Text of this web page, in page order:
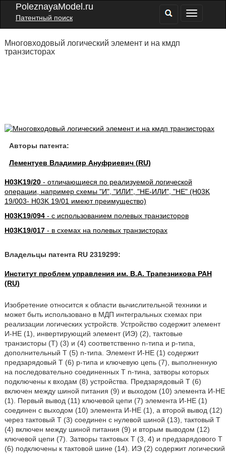
PoleznayaModel.ru
Патентный поиск
Многовходовый логический элемент и на кмдп
транзисторах
Авторы патента:
Лементуев Владимир Ануфриевич (RU)
H03K19/20- отличающиеся по реализуемой логической
операции, например схемы "И", "ИЛИ", "НЕ-ИЛИ", "НЕ" (H03K
19/003- H03K 19/01 имеют преимущество)
H03K19/094- с использованием полевых транзисторов
H03K19/017- в схемах на полевых транзисторах
Владельцы патента RU 2319299:
Институт проблем управления им. В.А. Трапезникова РАН
(RU)
Изобретение относится к области вычислительной техники и
может быть использовано в МДП интегральных схемах при
реализации логических устройств. Устройство содержит элемент
И-НЕ (1), инвертирующий элемент (ИЭ) (2), тактовые
транзисторы (Т) (3) и (4) соответственно n-типа и р-типа,
дополнительный Т (5) n-типа. Элемент И-НЕ (1) содержит
предзарядовый Т (6) р-типа и ключевую цепь (7), выполненную
на последовательно соединенных Т n-тина, затворы которых
подключены к входам (8) устройства. Предзарядовый Т (6)
включен между шиной питания (9) и выходом (10) элемента И-НЕ
(1). Первый вывод (11) ключевой цепи (7) элемента И-НЕ (1)
соединен с выходом (10) элемента И-НЕ (1), а второй вывод (12)
через тактовый Т (3) соединен с нулевой шиной (13), тактовый Т
(4) включен между шиной питания (9) и вторым выводом (12)
ключевой цепи (7). Затворы тактовых Т (3, 4) и предзарядового Т
(6) подключены к тактовой шине (14). ИЭ (2) содержит логический